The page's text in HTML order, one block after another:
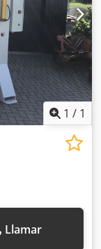
1 / 1
Llamar